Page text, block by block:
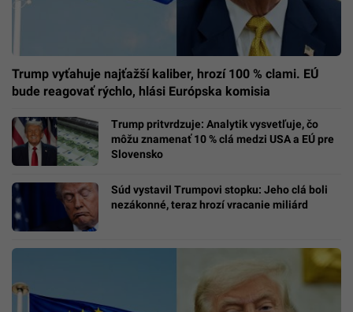
Trump vyťahuje najťažší kaliber, hrozí 100 % clami. EÚ
bude reagovať rýchlo, hlási Európska komisia
Trump pritvrdzuje: Analytik vysvetľuje, čo
môžu znamenať 10 % clá medzi USA a EÚ pre
Slovensko
Súd vystavil Trumpovi stopku: Jeho clá boli
nezákonné, teraz hrozí vracanie miliárd